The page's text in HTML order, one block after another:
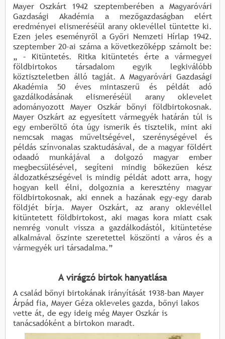
Mayer Oszkárt 1942 szeptemberében a Magyaróvári
Gazdasági Akadémia a mezőgazdaságban elért
eredményei elismeréséül arany oklevéllel tüntette ki.
Ezen jeles eseményről a Győri Nemzeti Hírlap 1942.
szeptember 20-ai száma a következőképp számolt be:
„ – Kitüntetés. Ritka kitüntetés érte a vármegyei
földbirtokos társadalom egyik legkiválóbb
köztiszteletben álló tagját. A Magyaróvári Gazdasági
Akadémia 50 éves mintaszerű és példát adó
gazdálkodásának elismeréséül arany oklevelet
adományozott Mayer Oszkár bőnyi földbirtokosnak.
Mayer Oszkárt az egyesített vármegyék határán túl is
egy emberöltő óta úgy ismerik és tisztelik, mint aki
nemcsak magas műveltségével, szerénységével és
példás színvonalas szaktudásával, de a magyar földért
odaadó munkájával a dolgozó magyar ember
megbecsülésével, segíteni mindig bőkezűen kész
áldozatkészségével is mindig példát adott arra, hogy
hogyan kell élni, dolgoznia a keresztény magyar
földbirtokosnak, aki ennek a hazának egy-egy darab
földjét bírja. Mayer Oszkárt, az arany oklevéllel
kitüntetett földbirtokost, aki magas kora miatt csak
nemrég vonult vissza a gazdálkodástól, kitüntetése
alkalmával őszinte szeretettel köszönti a város és a
vármegyék uri társadalma.”
A virágzó birtok hanyatlása
A család bőnyi birtokának irányítását 1938-ban Mayer
Árpád fia, Mayer Géza okleveles gazda, bőnyi lakos
vette át, de egy ideig még Mayer Oszkár is
tanácsadóként a birtokon maradt.